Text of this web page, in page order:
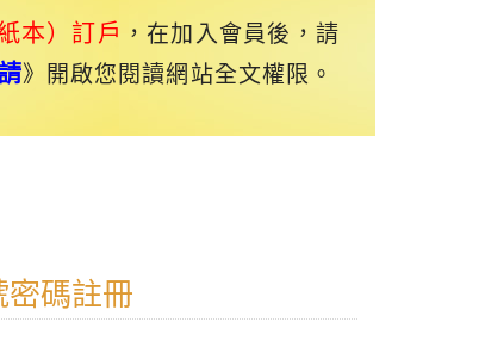
本）訂戶 ，在加入會員後，請
》開啟您閱讀網站全文權限。
碼註冊